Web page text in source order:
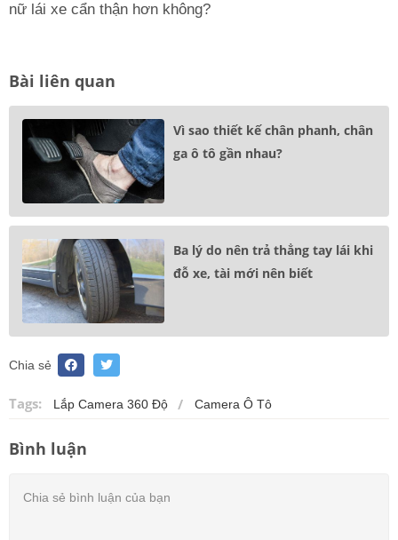
nữ lái xe cẩn thận hơn không?
Bài liên quan
Vì sao thiết kế chân phanh, chân
ga ô tô gần nhau?
Ba lý do nên trả thẳng tay lái khi
đỗ xe, tài mới nên biết
Chia sẻ
Tags: Lắp Camera 360 Độ Camera Ô Tô
Bình luận